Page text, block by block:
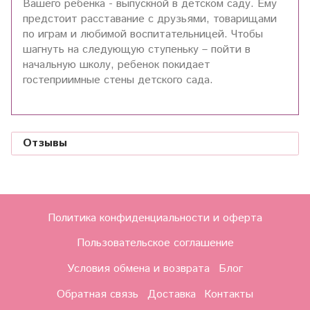
Вашего ребенка - выпускной в детском саду. Ему
предстоит расставание с друзьями, товарищами
по играм и любимой воспитательницей. Чтобы
шагнуть на следующую ступеньку – пойти в
начальную школу, ребенок покидает
гостеприимные стены детского сада.
Отзывы
Политика конфиденциальности и оферта
Пользовательское соглашение
Условия обмена и возврата
Блог
Обратная связь
Доставка Контакты